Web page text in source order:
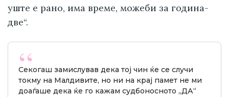
уште е рано, има време, можеби за година-
две“.
Секогаш замислував дека тој чин ќе се случи
токму на Малдивите, но ни на крај памет не ми
доаѓаше дека ќе го кажам судбоносното „ДА“